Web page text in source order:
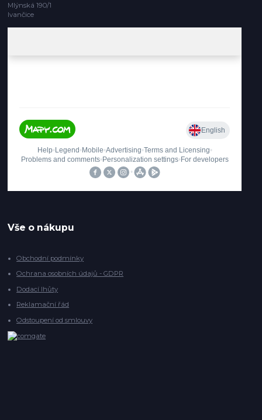
Mlýnská 190/1
Ivančice
Vše o nákupu
Obchodní podmínky
Ochrana osobních údajů - GDPR
Dodací lhůty
Reklamační řád
Odstoupení od smlouvy